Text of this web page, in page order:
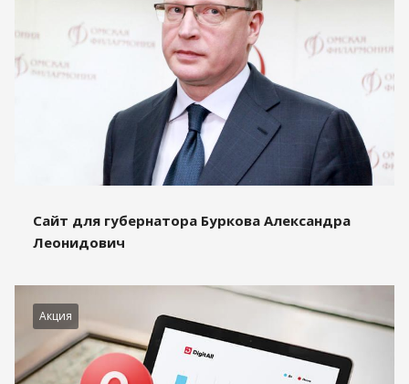
Сайт для губернатора Буркова Александра
Леонидович
Акция